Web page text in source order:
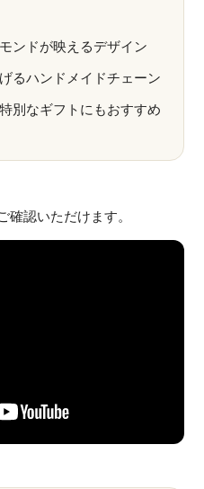
ンドが映えるデザイン
るハンドメイドチェーン
別なギフトにもおすすめ
認いただけます。